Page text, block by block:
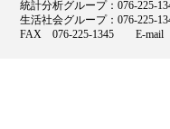
統計分析グループ：076-225-
生活社会グループ：076-225-
FAX 076-225-1345 E-mail